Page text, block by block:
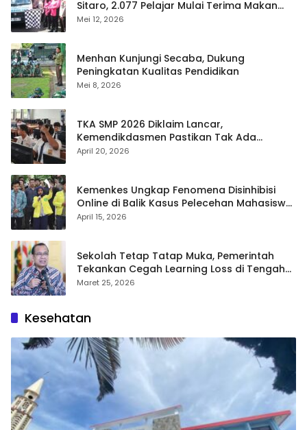
Sitaro, 2.077 Pelajar Mulai Terima Makan
Gratis
Mei 12, 2026
Menhan Kunjungi Secaba, Dukung
Peningkatan Kualitas Pendidikan
Mei 8, 2026
TKA SMP 2026 Diklaim Lancar,
Kemendikdasmen Pastikan Tak Ada
Kebocoran Soal
April 20, 2026
Kemenkes Ungkap Fenomena Disinhibisi
Online di Balik Kasus Pelecehan Mahasiswa
FH UI
April 15, 2026
Sekolah Tetap Tatap Muka, Pemerintah
Tekankan Cegah Learning Loss di Tengah
Krisis Global
Maret 25, 2026
Kesehatan